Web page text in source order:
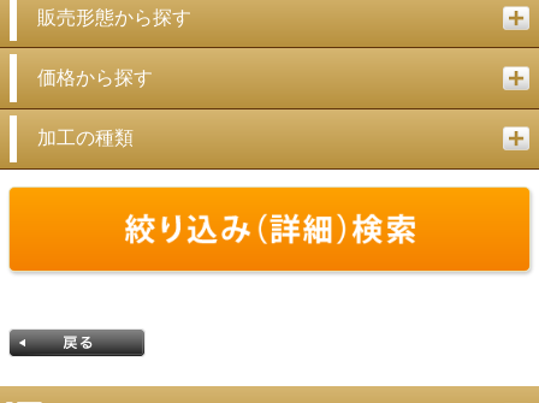
販売形態から探す
価格から探す
加工の種類